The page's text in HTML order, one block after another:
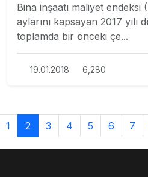
Bina inşaatı maliyet endeksi
aylarını kapsayan 2017
toplamda bir önceki çe...
19.01.2018 6,280
1 2 3 4 5 6 7